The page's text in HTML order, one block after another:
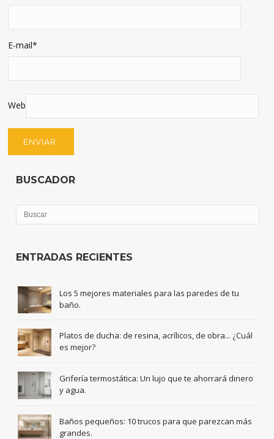
E-mail*
Web
BUSCADOR
ENTRADAS RECIENTES
Los 5 mejores materiales para las paredes de tu
baño.
Platos de ducha: de resina, acrílicos, de obra... ¿Cuál
es mejor?
Grifería termostática: Un lujo que te ahorrará dinero
y agua.
Baños pequeños: 10 trucos para que parezcan más
grandes.